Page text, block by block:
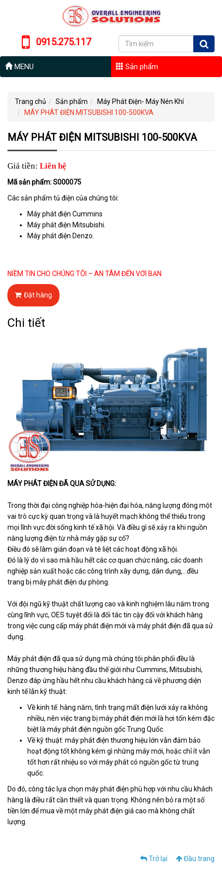
0915.275.117
MENU Sản phẩm
Trang chủ Sản phẩm
Máy Phát Điện- Máy Nén Khí
MÁY PHÁT ĐIỆN MITSUBISHI 100-500KVA
MÁY PHÁT ĐIỆN MITSUBISHI 100-500KVA
Giá tiền: Liên hệ
Mã sản phẩm: S000075
Các sản phẩm tủ điện của chúng tôi:
Máy phát điện Cummins
Máy phát điện Mitsubishi.
Máy phát điện Denzo.
NIỀM TIN CHO CHÚNG TÔI – AN TÂM ĐẾN VỚI BẠN
Đặt hàng
Chi tiết
MÁY PHÁT ĐIỆN ĐÃ QUA SỬ DỤNG:
Trong thời đại công nghiệp hóa-hiện đại hóa, năng lượng đóng một
vai trò cực kỳ quan trọng và là huyết mạch không thể thiếu trong
mọi lĩnh vực đời sống kinh tế xã hội. Và điều gì sẽ xảy ra khi nguồn
năng lượng điện từ nhà máy gặp sự cố?
Điều đó sẽ làm gián đoạn và tê liệt các hoạt động xã hội.
Đó là lý do vì sao mà hầu hết các cơ quan chức năng, các doanh
nghiệp sản xuất hoặc các công trình xây dựng, dân dụng,…đều
trang bị máy phát điện dự phòng.
Với đội ngũ kỹ thuật chất lượng cao và kinh nghiệm lâu năm trong
cùng lĩnh vực, OES tuyệt đối là đối tác tin cậy đối với khách hàng
trong việc cung cấp máy phát điện mới và máy phát điện đã qua sử
dụng.
Máy phát điện đã qua sử dụng mà chúng tôi phân phối đều là
những thương hiệu hàng đầu thế giới như Cummins, Mitsubishi,
Denzo đáp ứng hầu hết nhu cầu khách hàng cả về phương diện
kinh tế lẫn kỹ thuật:
Về kinh tế: hàng năm, tình trạng mất điện lưới xảy ra không
nhiều, nên việc trang bị máy phát điện mới là hơi tốn kém đặc
biệt là máy phát điện nguồn gốc Trung Quốc.
Về kỹ thuật: máy phát điện thương hiệu lớn vẫn đảm bảo
hoạt động tốt không kém gì những máy mới, hoặc chỉ ít vẫn
tốt hơn rất nhiệu so với máy phát có nguồn gốc từ trung
quốc.
Do đó, công tác lựa chọn máy phát điện phù hợp với nhu cầu khách
hàng là điều rất cần thiết và quan trọng. Không nên bỏ ra một số
tiền lớn để mua về một máy phát điện giá cao mà không chất
lượng.
Trở lại Đầu trang